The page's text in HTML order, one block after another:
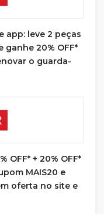
app: leve 2 peças
ganhe 20% OFF*
o guarda-
OFF* + 20% OFF*
MAIS20 e
oferta no site e